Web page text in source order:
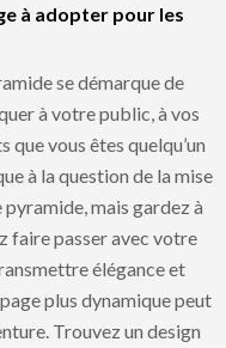
à adopter pour les
se démarque de
à votre public, à vos
que vous êtes quelqu’un
à la question de la mise
mais gardez à
faire passer avec votre
élégance et
plus dynamique peut
Trouvez un design